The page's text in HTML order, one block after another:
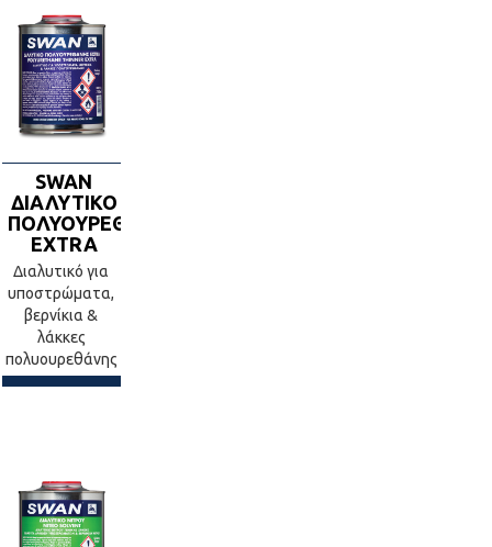
SWAN
ΔΙΑΛΥΤΙΚΟ
ΠΟΛΥΟΥΡΕΘΑΝΗΣ
EXTRA
Διαλυτικό για
υποστρώματα,
βερνίκια &
λάκκες
πολυουρεθάνης